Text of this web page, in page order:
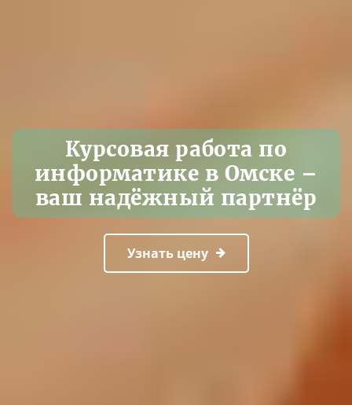
Курсовая работа по
информатике в Омске –
ваш надёжный партнёр
Узнать цену